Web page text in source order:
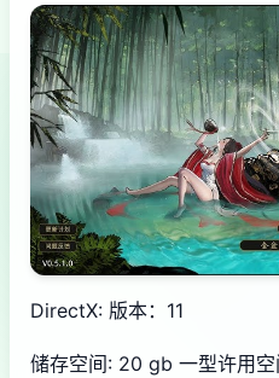
DirectX: 版本：11
储存空间: 20 gb 一型许用空